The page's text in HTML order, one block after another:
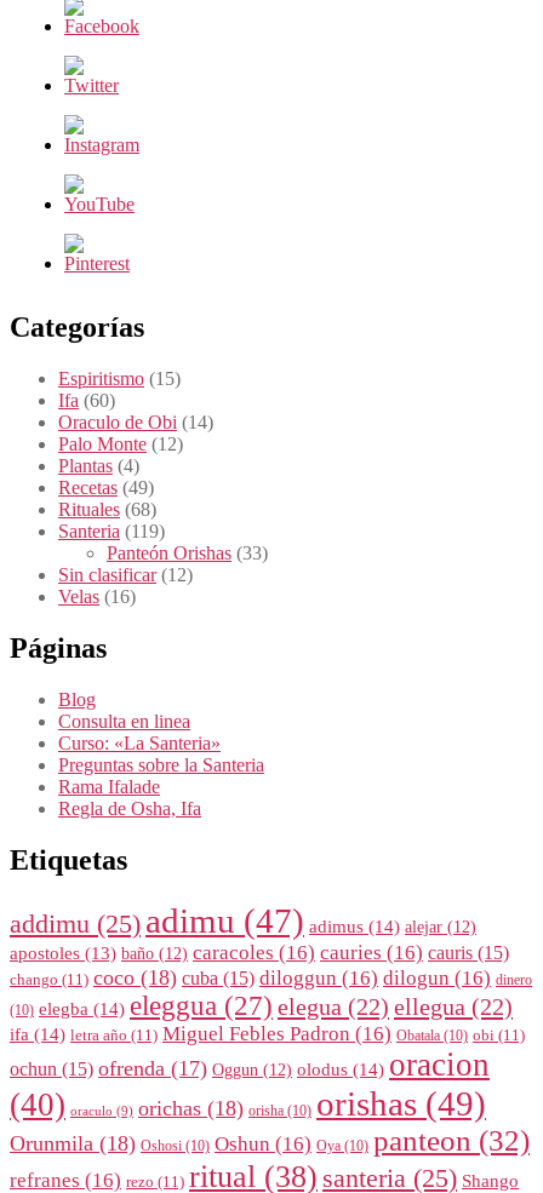
Categorías
Espiritismo (15)
Ifa (60)
Oraculo de Obi (14)
Palo Monte (12)
Plantas (4)
Recetas (49)
Rituales (68)
Santeria (119)
Panteón Orishas (33)
Sin clasificar(12)
Velas (16)
Páginas
Blog
Consulta en linea
Curso: «La Santeria»
Preguntas sobre la Santeria
Rama Ifalade
Regla de Osha, Ifa
Etiquetas
addimu (25) adimu (47) adimus (14) alejar (12)
apostoles (13) baño (12) caracoles (16) cauries (16) cauris (15)
chango (11) coco (18) cuba (15) diloggun (16) dilogun (16) dinero
(10) elegba (14) eleggua (27) elegua (22) ellegua (22)
ifa (14) letra año (11) Miguel Febles Padron (16) Obatala (10) obi (11)
ochun (15) ofrenda (17) Oggun (12) olodus (14) oracion
(40) oraculo (9) orichas (18) orisha (10) orishas (49)
Orunmila (18) Oshosi (10) Oshun (16) Oya (10) panteon (32)
refranes (16) rezo (11) ritual (38) santeria (25) Shango